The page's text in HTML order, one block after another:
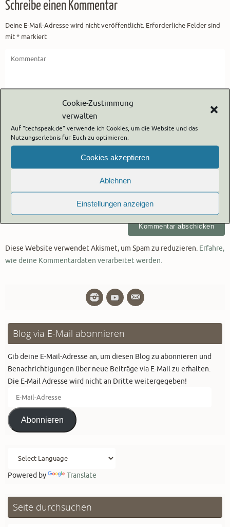
Cookie-Zustimmung
verwalten
Auf "techspeak.de" verwende ich Cookies, um die Website und das
Nutzungserlebnis für Euch zu optimieren.
Cookies akzeptieren
Ablehnen
Einstellungen anzeigen
Schreibe einen Kommentar
Deine E-Mail-Adresse wird nicht veröffentlicht. Erforderliche Felder sind
mit* markiert
Eigenen Namen, eigene E-Mail-Adresse und eigene Website für
die nächste Kommentierung in diesem Browser speichern.
Diese Website verwendet Akismet, um Spam zu reduzieren. Erfahre,
wie deine Kommentardaten verarbeitet werden.
Blog via E-Mail abonnieren
Gib deine E-Mail-Adresse an, um diesen Blog zu abonnieren und
Benachrichtigungen über neue Beiträge via E-Mail zu erhalten.
Die E-Mail Adresse wird nicht an Dritte weitergegeben!
Mail-
AdresseAbonnieren
Powered by Translate
Seite durchsuchen